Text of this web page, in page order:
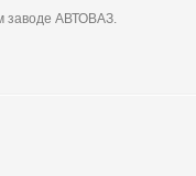
заводе АВТОВАЗ.